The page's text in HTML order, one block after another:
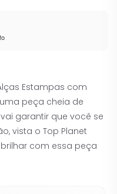
Estampas com
peça cheia de
garantir que você se
vista o Top Planet
com essa peça